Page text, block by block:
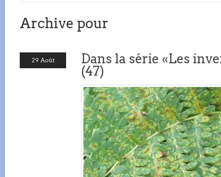
Archive pour
29 Août
Dans la série «Les
(47)